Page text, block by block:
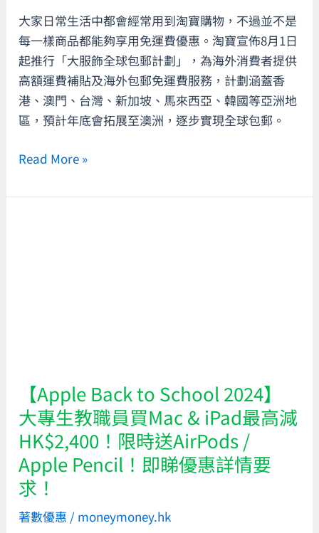
大家日常生活中都會經常用到淘寶購物，不過並不是
每一樣商品都能夠享用免運費優惠。淘寶宣佈8月1日
起推行「大服飾全球包郵計劃」，為海外消費者提供
高額運費補貼及海外包郵免運費服務，計劃涵蓋香
港、澳門、台灣、新加坡、馬來西亞、韓國等亞洲地
區，預計年底會拓展至澳洲，逐步實現全球包郵。
全
球
包
郵
計
劃」！
類
品
Read More »
【Apple Back to School 2024】
大專生教職員買Mac & iPad最高減
HK$2,400！限時送AirPods /
Apple Pencil！即睇優惠詳情要
求！
著數優惠 / moneymoney.hk
員
買
Mac
&
iPad
最